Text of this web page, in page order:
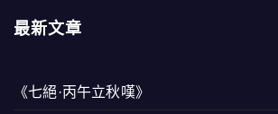
最新文章
《七絕·丙午立秋嘆》